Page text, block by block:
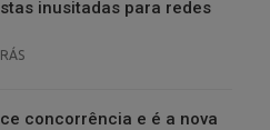
inusitadas para redes
concorrência e é a nova